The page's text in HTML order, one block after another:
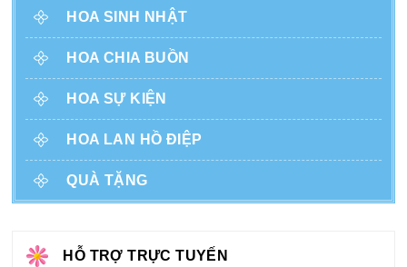
HOA SINH NHẬT
HOA CHIA BUỒN
HOA SỰ KIỆN
HOA LAN HỒ ĐIỆP
QUÀ TẶNG
HỖ TRỢ TRỰC TUYẾN